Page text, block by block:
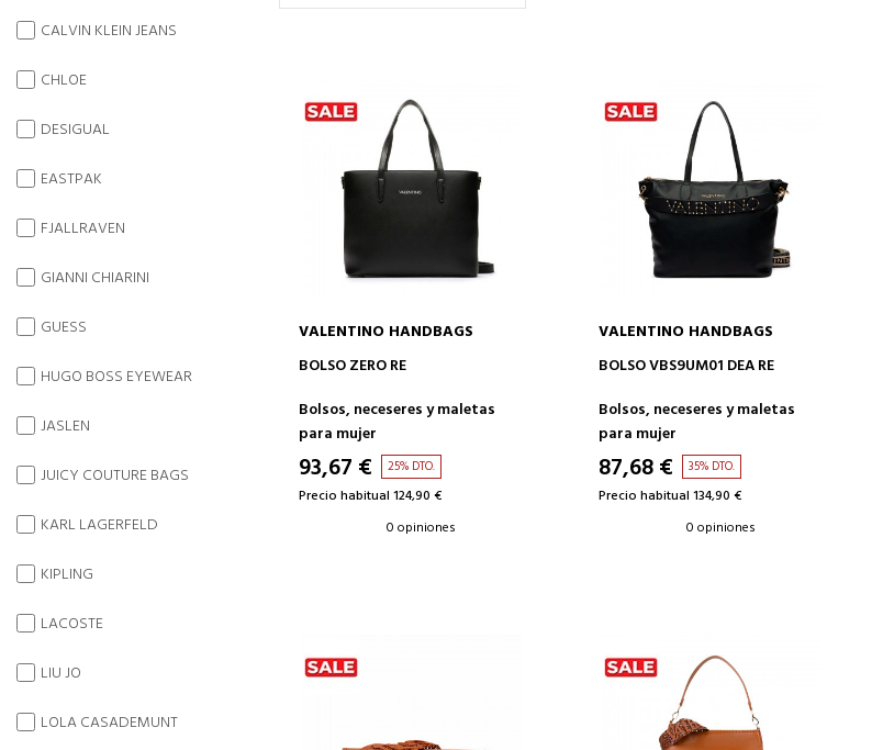
AÑADIR A LA CESTA
VALENTINO HANDBAGS
BOLSO ZERO RE
Bolsos, neceseres y maletas
para mujer
93,67 € 25% DTO.
Precio habitual 124,90 €
0 opiniones
AÑADIR A LA CESTA
VALENTINO HANDBAGS
BOLSO VBS9UM01 DEA RE
Bolsos, neceseres y maletas
para mujer
87,68 € 35% DTO.
Precio habitual 134,90 €
0 opiniones
CALVIN KLEIN JEANS
CHLOE
DESIGUAL
EASTPAK
FJALLRAVEN
GIANNI CHIARINI
GUESS
HUGO BOSS EYEWEAR
JASLEN
JUICY COUTURE BAGS
KARL LAGERFELD
KIPLING
LACOSTE
LIU JO
LOLA CASADEMUNT